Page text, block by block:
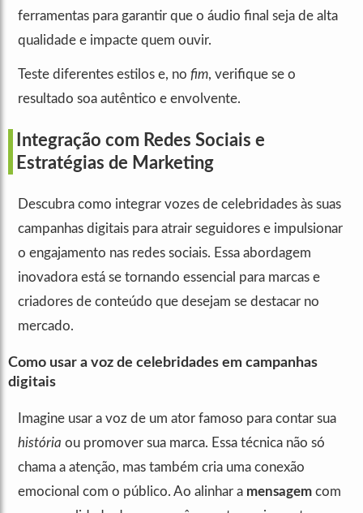
ferramentas para garantir que o áudio final seja de alta
qualidade e impacte quem ouvir.
Teste diferentes estilos e, no fim, verifique se o
resultado soa autêntico e envolvente.
Integração com Redes Sociais e
Estratégias de Marketing
Descubra como integrar vozes de celebridades às suas
campanhas digitais para atrair seguidores e impulsionar
o engajamento nas redes sociais. Essa abordagem
inovadora está se tornando essencial para marcas e
criadores de conteúdo que desejam se destacar no
mercado.
Como usar a voz de celebridades em campanhas
digitais
Imagine usar a voz de um ator famoso para contar sua
história ou promover sua marca. Essa técnica não só
chama a atenção, mas também cria uma conexão
emocional com o público. Ao alinhar a mensagem com